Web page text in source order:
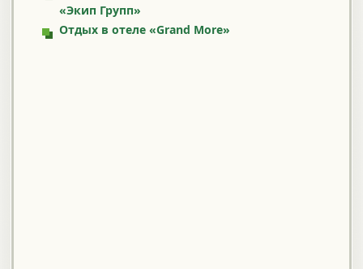
«Экип Групп»
Отдых в отеле «Grand More»